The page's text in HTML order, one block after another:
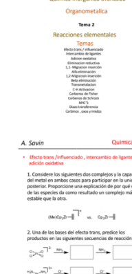
SINTESIS ORGANIK
SPEKTROSKOPI